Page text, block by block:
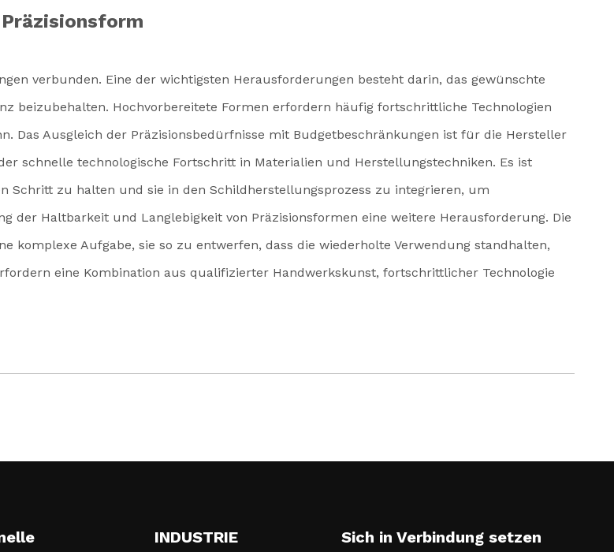
verbunden. Eine der wichtigsten Herausforderungen besteht darin, das gewünschte
beizubehalten. Hochvorbereitete Formen erfordern häufig fortschrittliche Technologien
Das Ausgleich der Präzisionsbedürfnisse mit Budgetbeschränkungen ist für die Hersteller
schnelle technologische Fortschritt in Materialien und Herstellungstechniken. Es ist
Schritt zu halten und sie in den Schildherstellungsprozess zu integrieren, um
der Haltbarkeit und Langlebigkeit von Präzisionsformen eine weitere Herausforderung. Die
komplexe Aufgabe, sie so zu entwerfen, dass die wiederholte Verwendung standhalten,
eine Kombination aus qualifizierter Handwerkskunst, fortschrittlicher Technologie
INDUSTRIE Sich in Verbindung setzen